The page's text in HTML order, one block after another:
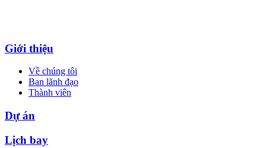
Giới thiệu
Về chúng tôi
Ban lãnh đạo
Thành viên
Dự án
Lịch bay